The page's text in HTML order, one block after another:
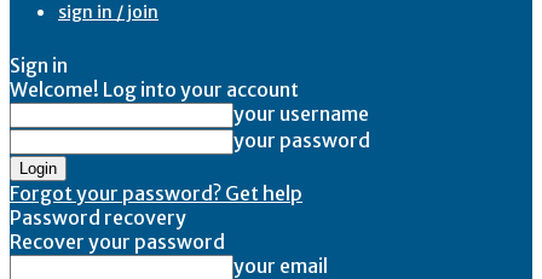
sign in / join
Sign in
Welcome! Log into your account
your username
your password
Forgot your password? Get help
Password recovery
Recover your password
your email